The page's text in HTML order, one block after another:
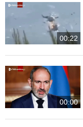
00:22
00:00